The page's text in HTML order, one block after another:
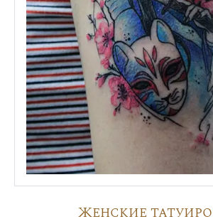
Женские